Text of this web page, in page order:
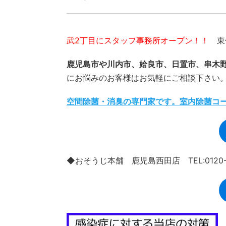
武2丁目にスタッフ事務所オープン！！ 東
鹿児島市や川内市、姶良市、日置市、串木
にお悩みのお客様はお気軽にご相談下さい
空間除菌・消臭の専門家です。室内除菌コ
◆おそうじ本舗 鹿児島西田店